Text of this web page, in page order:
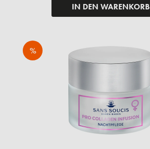
IN DEN WARENKORB
%